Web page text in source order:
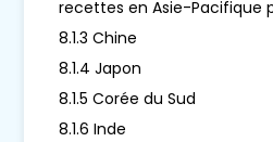
recettes en Asie-Pacifique
8.1.3 Chine
8.1.4 Japon
8.1.5 Corée du Sud
8.1.6 Inde